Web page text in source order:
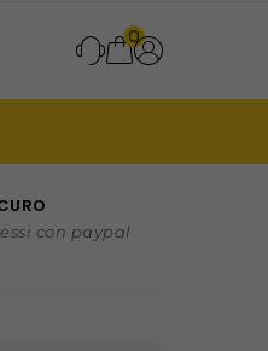
0
con paypal